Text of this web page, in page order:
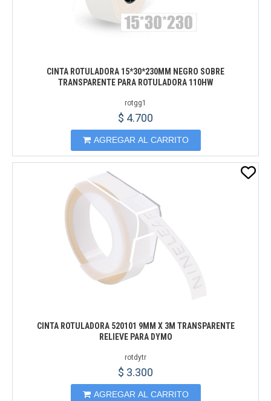
CINTA ROTULADORA 15*30*230MM NEGRO SOBRE
TRANSPARENTE PARA ROTULADORA 110HW
rotgg1
$ 4.700
AGREGAR AL CARRITO
CINTA ROTULADORA 520101 9MM X 3M TRANSPARENTE
RELIEVE PARA DYMO
rotdytr
$ 3.300
AGREGAR AL CARRITO